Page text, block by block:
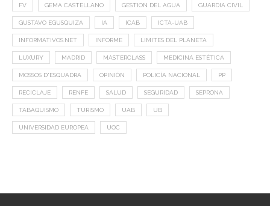
FV GEMA CASTELLANO GESTION DEL AGUA GUARDIA CIVIL
GUSTAVO EGUSQUIZA IA ICAB ICTA-UAB
INFORMATIVOS.NET INFORME LIMITES DEL PLANETA
LUXURY MADRID MASTERCLASS MEDICINA ESTÉTICA
MOSSOS D'ESQUADRA OPINIÓN POLICÍA NACIONAL PP
RECICLAJE RENFE SALUD SEGURIDAD SEPRONA
TABAQUISMO TURISMO UAB UB
UNIVERSIDAD EUROPEA UOC